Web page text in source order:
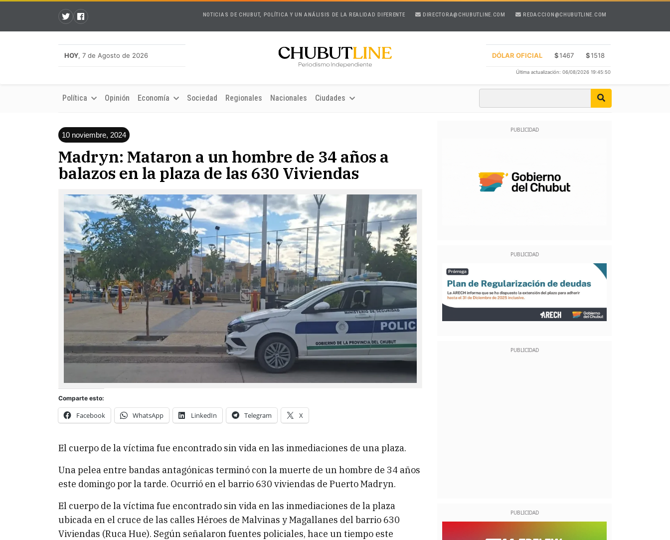
NOTICIAS DE CHUBUT, POLÍTICA Y UN ANÁLISIS DE LA REALIDAD DIFERENTE DIRECTORA@CHUBUTLINE.COM REDACCION@CHUBUTLINE.COM
HOY, 7 de Agosto de 2026 DÓLAR OFICIAL $1467 $1518
Última actualización: 06/08/2026 19:45:50
Política Opinión Economía Sociedad Regionales Nacionales Ciudades
10 noviembre, 2024
Madryn: Mataron a un hombre de 34 años a
balazos en la plaza de las 630 Viviendas
Comparte esto:
Facebook WhatsApp LinkedIn Telegram X
El cuerpo de la víctima fue encontrado sin vida en las inmediaciones de una plaza.
Una pelea entre bandas antagónicas terminó con la muerte de un hombre de 34 años
este domingo por la tarde. Ocurrió en el barrio 630 viviendas de Puerto Madryn.
El cuerpo de la víctima fue encontrado sin vida en las inmediaciones de la plaza
ubicada en el cruce de las calles Héroes de Malvinas y Magallanes del barrio 630
Viviendas (Ruca Hue). Según señalaron fuentes policiales, hace un tiempo este